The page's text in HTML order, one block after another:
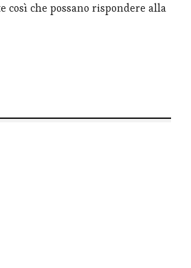
che possano rispondere alla